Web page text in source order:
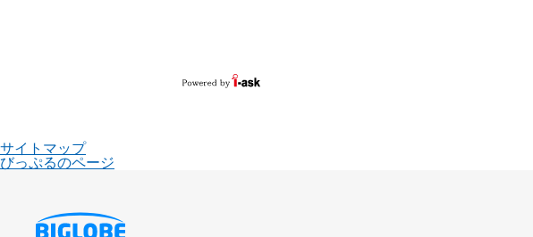
サイトマップ
びっぷるのページ